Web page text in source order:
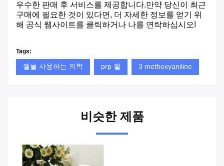
우수한 판매 후 서비스를 제공합니다.만약 당신이 최근
구매에 필요한 것이 있다면, 더 자세한 정보를 얻기 위
해 공식 웹사이트를 클릭하거나 나를 연락하십시오!
Tags:
젤을 사용하는 의학 prp 젤 3 methoxyaniline
비슷한 제품